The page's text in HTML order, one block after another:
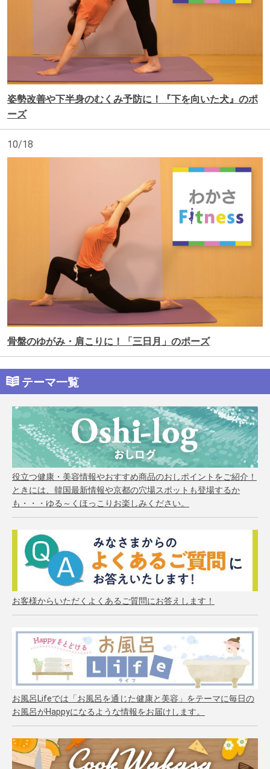
姿勢改善や下半身のむくみ予防に！『下を向いた犬』のポ
ーズ
10/18
骨盤のゆがみ・肩こりに！「三日月」のポーズ
テーマ一覧
役立つ健康・美容情報やおすすめ商品のおしポイントをご紹介！
ときには、韓国最新情報や京都の穴場スポットも登場するか
も・・・ゆる～くほっこりお楽しみください。
お客様からいただくよくあるご質問にお答えします！
お風呂Lifeでは「お風呂を通じた健康と美容」をテーマに毎日の
お風呂がHappyになるような情報をお届けします。